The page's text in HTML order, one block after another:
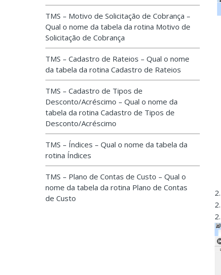
TMS – Motivo de Solicitação de Cobrança –
Qual o nome da tabela da rotina Motivo de
Solicitação de Cobrança
TMS – Cadastro de Rateios – Qual o nome
da tabela da rotina Cadastro de Rateios
TMS – Cadastro de Tipos de
Desconto/Acréscimo – Qual o nome da
tabela da rotina Cadastro de Tipos de
Desconto/Acréscimo
TMS – Índices – Qual o nome da tabela da
rotina Índices
TMS – Plano de Contas de Custo – Qual o
nome da tabela da rotina Plano de Contas
de Custo